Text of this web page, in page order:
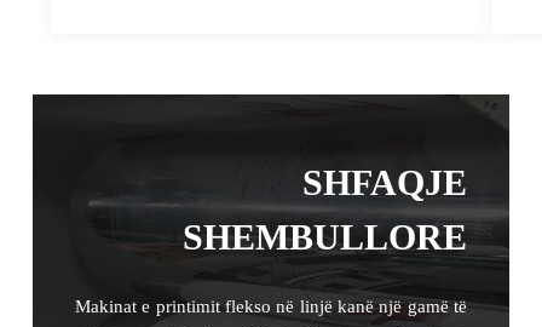
SHFAQJE
SHEMBULLORE
Makinat e printimit flekso në linjë kanë një gamë të